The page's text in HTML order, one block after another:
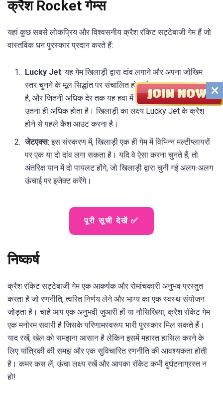
क्रैश Rocket गेम्स
यहां कुछ सबसे लोकप्रिय और विश्वसनीय क्रैश रॉकेट सट्टेबाजी गेम हैं जो
वास्तविक धन पुरस्कार प्रदान करते हैं:
Lucky Jet: यह गेम खिलाड़ी द्वारा दांव लगाने और अपना जोखिम
स्तर चुनने के मूल सिद्धांत पर संचालित होता है। Lucky Jet चढ़ता
है, और जितनी अधिक देर तक यह हवा में रहता है, खिलाड़ी का गुणक
उतना ही अधिक होता है। खिलाड़ी का लक्ष्य Lucky Jet के क्रैश
होने से पहले कैश आउट करना है।
जेटएक्स: इस संस्करण में, खिलाड़ी एक ही गेम में विभिन्न मल्टीप्लायरों
पर एक या दो दांव लगा सकता है। यदि वे ऐसा करना चुनते हैं, तो
अंतरिक्ष यान में दो पायलट होंगे, जो खिलाड़ी द्वारा चुनी गई अलग-अलग
ऊंचाई पर इजेक्ट करेंगे।
पूरी सूची देखें ✅
निष्कर्ष
क्रैश रॉकेट सट्टेबाजी गेम एक आकर्षक और रोमांचकारी अनुभव प्रस्तुत
करता है जो रणनीति, त्वरित निर्णय लेने और भाग्य का एक स्वस्थ संयोजन
जोड़ता है। चाहे आप एक अनुभवी जुआरी हों या नौसिखिया, क्रैश रॉकेट गेम
एक मनोरम सवारी है जिसके परिणामस्वरूप भारी पुरस्कार मिल सकते हैं।
याद रखें, खेल को समझना आसान है लेकिन इसमें महारत हासिल करने के
लिए यांत्रिकी की समझ और एक सुविचारित रणनीति की आवश्यकता होती
है। कमर कस लें, ऊंचा लक्ष्य रखें और आपका रॉकेट कभी दुर्घटनाग्रस्त न
हो!